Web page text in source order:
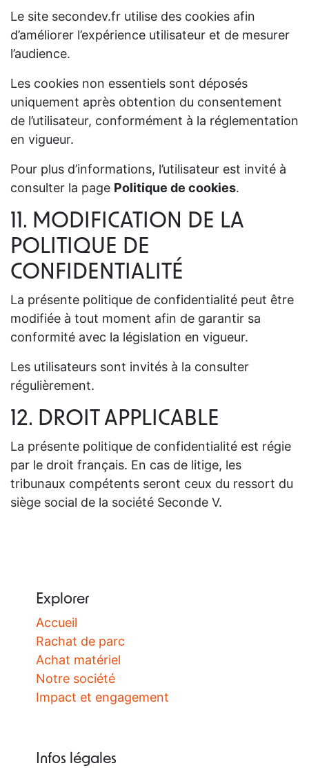
Le site secondev.fr utilise des cookies afin
d’améliorer l’expérience utilisateur et de mesurer
l’audience.
Les cookies non essentiels sont déposés
uniquement après obtention du consentement
de l’utilisateur, conformément à la réglementation
en vigueur.
Pour plus d’informations, l’utilisateur est invité à
consulter la page Politique de cookies.
11. MODIFICATION DE LA
POLITIQUE DE
CONFIDENTIALITÉ
La présente politique de confidentialité peut être
modifiée à tout moment afin de garantir sa
conformité avec la législation en vigueur.
Les utilisateurs sont invités à la consulter
régulièrement.
12. DROIT APPLICABLE
La présente politique de confidentialité est régie
par le droit français. En cas de litige, les
tribunaux compétents seront ceux du ressort du
siège social de la société Seconde V.
Explorer
Accueil
Rachat de parc
Achat matériel
Notre société
Impact et engagement
Infos légales